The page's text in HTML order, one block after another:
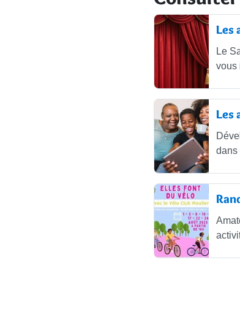
Le
vous
dans